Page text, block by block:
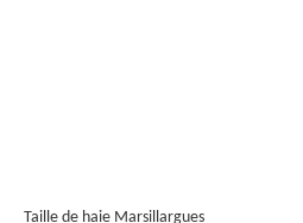
Taille de haie Marsillargues